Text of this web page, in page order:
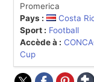
Promerica
Pays :
Costa
Sport : Football
Accède à :
Cup